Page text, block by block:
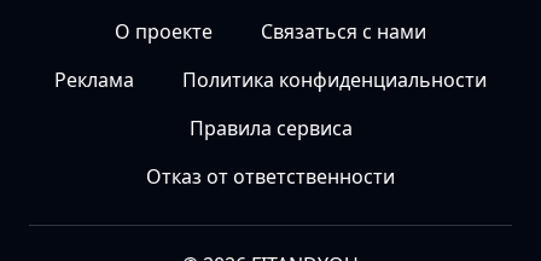
О проекте
Связаться с нами
Реклама
Политика конфиденциальности
Правила сервиса
Отказ от ответственности